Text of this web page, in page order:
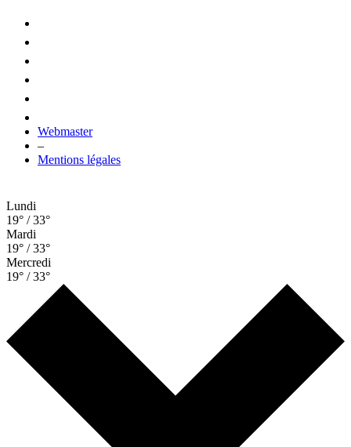
Webmaster
–
Mentions légales
Lundi
19° / 33°
Mardi
19° / 33°
Mercredi
19° / 33°